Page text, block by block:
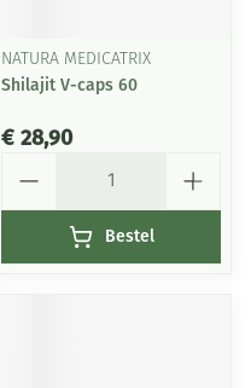
NATURA MEDICATRIX
Shilajit V-caps 60
€ 28,90
Bestel